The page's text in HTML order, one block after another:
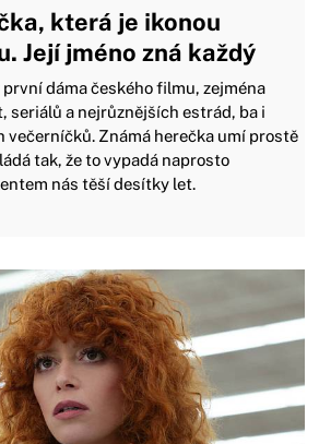
která je ikonou
Její jméno zná každý
dáma českého filmu, zejména
seriálů a nejrůznějších estrád, ba i
večerníčků. Známá herečka umí prostě
tak, že to vypadá naprosto
nás těší desítky let.